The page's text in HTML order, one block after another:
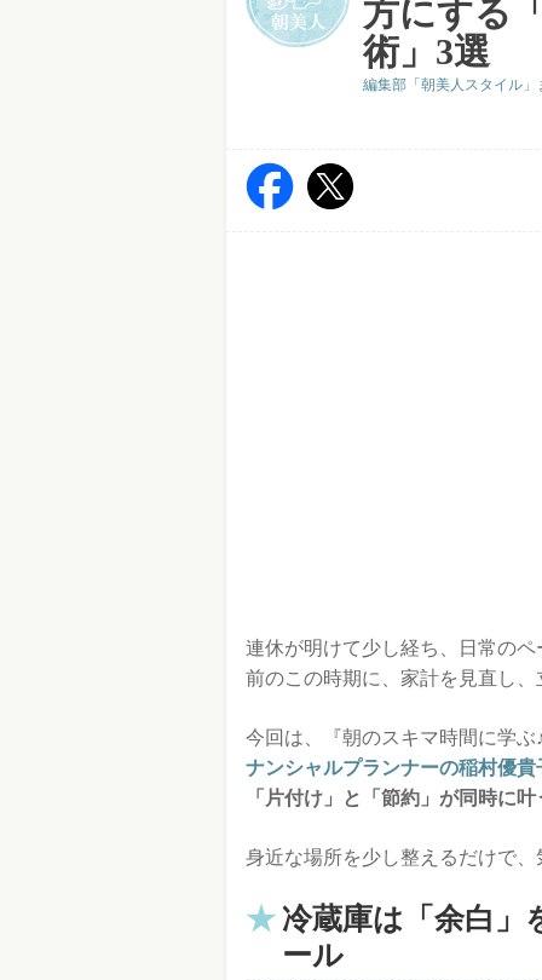
方にする
術」3選
編集部「朝美人スタイル」
連休が明けて少し経ち、日常の
前のこの時期に、家計を見直し
今回は、『朝のスキマ時間に学
ナンシャルプランナーの稲村優貴
「片付け」と「節約」が同時に
身近な場所を少し整えるだけで
冷蔵庫は「余白」
ール